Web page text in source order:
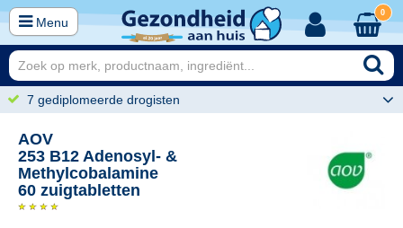
Menu
0
7 gediplomeerde drogisten
AOV
253 B12 Adenosyl- &
Methylcobalamine
60 zuigtabletten